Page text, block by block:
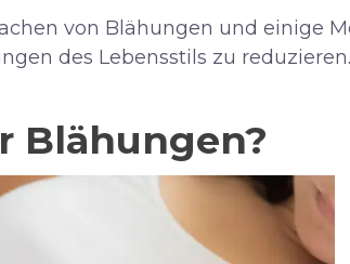
von Blähungen und einige
des Lebensstils zu reduzieren.
Blähungen?